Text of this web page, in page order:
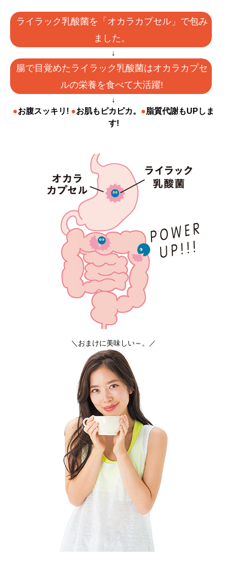
ライラック乳酸菌を「オカラカプセル」で包み
ました。
↓
腸で目覚めたライラック乳酸菌はオカラカプセ
ルの栄養を食べて大活躍!
↓
●お腹スッキリ! ●お肌もピカピカ。 ●脂質代謝もUPしま
す!
＼おまけに美味しい～。／